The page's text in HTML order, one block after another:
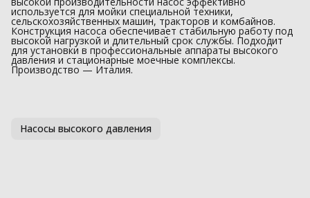
используется для мойки специальной техники,
сельскохозяйственных машин, тракторов и комбайнов.
Конструкция насоса обеспечивает стабильную работу под
высокой нагрузкой и длительный срок службы. Подходит
для установки в профессиональные аппараты высокого
давления и стационарные моечные комплексы.
Производство — Италия.
Насосы высокого давления